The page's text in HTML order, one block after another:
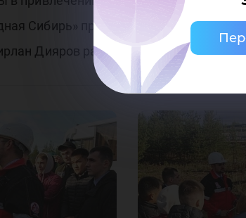
Сибирь» прошла в форме диалога.
Дияров рассказал студентам о